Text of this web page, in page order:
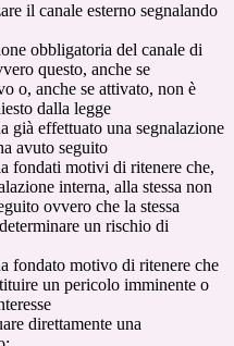
il canale esterno segnalando
obbligatoria del canale di
questo, anche se
o, anche se attivato, non è
dalla legge
già effettuato una segnalazione
avuto seguito
fondati motivi di ritenere che,
interna, alla stessa non
ovvero che la stessa
un rischio di
fondato motivo di ritenere che
un pericolo imminente o
direttamente una